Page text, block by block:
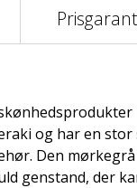
og har en
Den
genstand, der